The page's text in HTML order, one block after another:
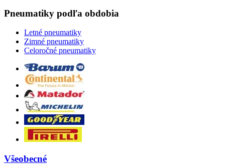
Pneumatiky podľa obdobia
Letné pneumatiky
Zimné pneumatiky
Celoročné pneumatiky
Všeobecné